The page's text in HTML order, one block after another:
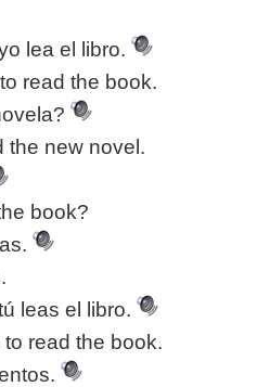
lea el libro.
read the book.
the new novel.
book?
leas el libro.
read the book.